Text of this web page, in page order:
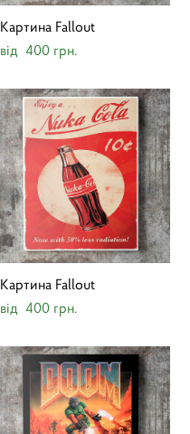
Картина Fallout
від 400 грн.
Картина Fallout
від 400 грн.